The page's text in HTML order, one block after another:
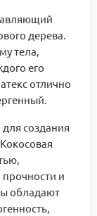
дерева.
тела,
его
отлично
создания
и
обладают